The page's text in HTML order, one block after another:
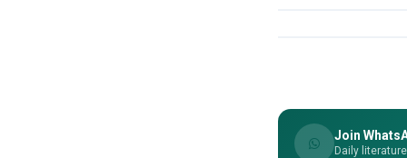
Join
Daily